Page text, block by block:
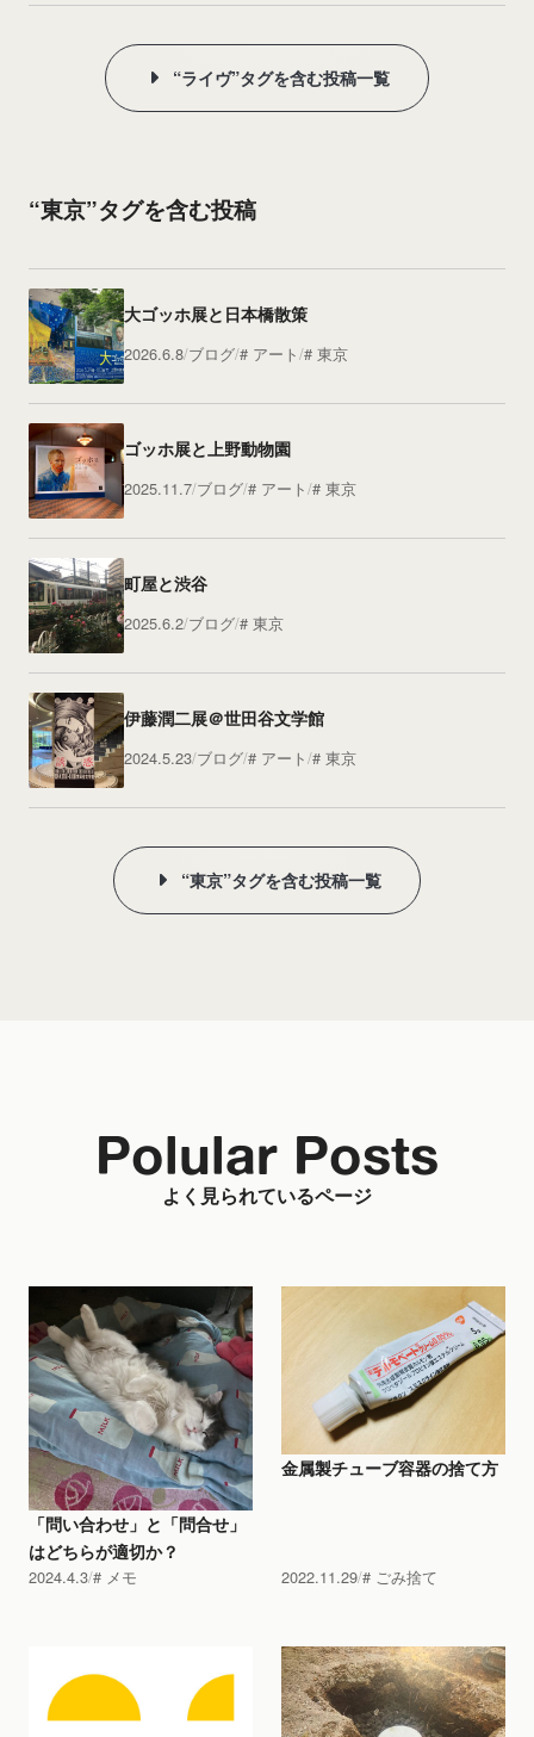
“ライヴ”タグを含む投稿一覧
“東京”タグを含む投稿
大ゴッホ展と日本橋散策
2026.6.8 ブログ アート 東京
ゴッホ展と上野動物園
2025.11.7 ブログ アート 東京
町屋と渋谷
2025.6.2 ブログ 東京
伊藤潤二展＠世田谷文学館
2024.5.23 ブログ アート 東京
“東京”タグを含む投稿一覧
よく見られているページ
Polular Posts
「問い合わせ」と「問合せ」
はどちらが適切か？
2024.4.3 メモ
金属製チューブ容器の捨て方
2022.11.29 ごみ捨て